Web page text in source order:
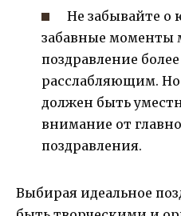
Не забывайте
забавные моменты
поздравление
расслабляющим.
должен быть
внимание от
поздравления.
Выбирая идеальное